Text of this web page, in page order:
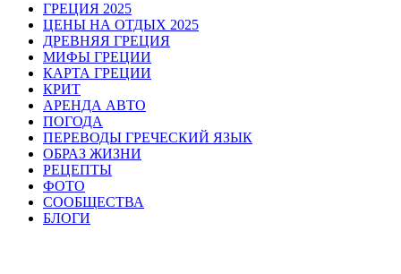
ГРЕЦИЯ 2025
ЦЕНЫ НА ОТДЫХ 2025
ДРЕВНЯЯ ГРЕЦИЯ
МИФЫ ГРЕЦИИ
КАРТА ГРЕЦИИ
КРИТ
АРЕНДА АВТО
ПОГОДА
ПЕРЕВОДЫ ГРЕЧЕСКИЙ ЯЗЫК
ОБРАЗ ЖИЗНИ
РЕЦЕПТЫ
ФОТО
СООБЩЕСТВА
БЛОГИ